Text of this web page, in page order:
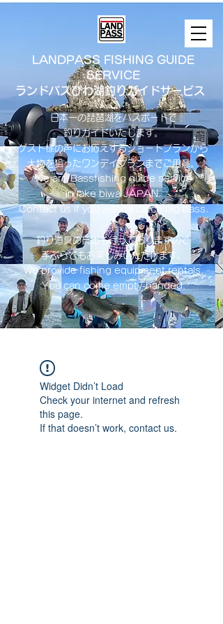
LANDPASS FISHING GUIDE
SERVICE
ランドパスびわ湖釣りガイドサービス
日本一の琵琶湖をバスボートで
釣りガイドいたします。
​ゲスト様の声にお応えするショートプランから
大物を狙ったワンデイプランまでご用意。
​We are Bassfishing guide service
in lake biwa ​JAPAN.
Contact us if you wanna catch big bass.
釣り道具の貸出も行っておりますので
手ぶらでもお楽しみいただけます。
We provide fishing equipment rentals.
You can come empty-handed.
Widget Didn’t Load
Check your internet and refresh
this page.
If that doesn’t work, contact us.